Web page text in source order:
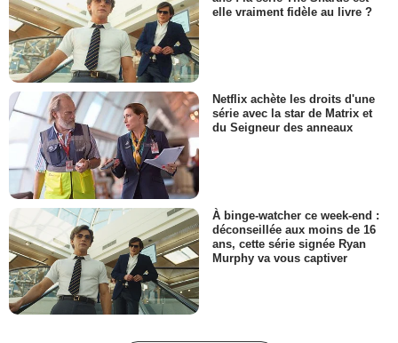
elle vraiment fidèle au livre ?
Netflix achète les droits d'une
série avec la star de Matrix et
du Seigneur des anneaux
À binge-watcher ce week-end :
déconseillée aux moins de 16
ans, cette série signée Ryan
Murphy va vous captiver